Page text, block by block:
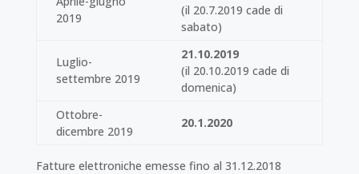
2019
(il 20.7.2019 cade di
sabato)
Luglio-
settembre 2019
21.10.2019
(il 20.10.2019 cade di
domenica)
Ottobre-
dicembre 2019
20.1.2020
Fatture elettroniche emesse fino al 31.12.2018